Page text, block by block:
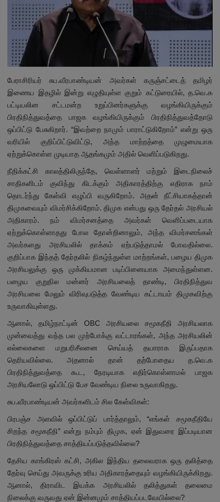
இதர
சந்தா
Language
English
பேராசிரியர் சுப.வீரபாண்டியன் அவர்கள் கருஞ்சட்டைத் தமிழர்
இணைய இதழில் இன்று எழுதியுள்ள குறும் கட்டுரையில், த.வெ.க
பட்டியலின சட்டமன்ற உறுப்பினர்களுக்கு வழங்கியிருக்கும்
பிரதிநித்துவத்தை பாஜக வழங்கியிருக்கும் பிரதிநித்துவத்தோடு
ஒப்பிட்டு பேசுகிறார். “இவற்றை நாமும் பாராட்டுகிறோம்” என்று ஒரு
வரியில் குறிப்பிட்டுவிட்டு, அந்த மாற்றத்தை முழுமையாக
ஏற்றுக்கொள்ள முடியாத ஆதங்கமும் அதில் வெளிப்படுகிறது.
நீதிக்கட்சி காலத்திலிருந்தே, வெள்ளாளர் மற்றும் இடைநிலைச்
சாதிகளிடம் குவிந்து கிடக்கும் அதிகாரத்திற்கு எதிராக நாம்
தொடர்ந்து கேள்வி எழுப்பி வருகிறோம். அதன் நீட்சியாகத்தான்
திமுகவையும் விமர்சிக்கிறோம். திமுக என்பது ஒரு தேர்தல் அரசியல்
அதிகாரம். நம் விமர்சனத்தை அவர்கள் வெளிப்படையாக
ஏற்றுக்கொள்ளாதது போல தோன்றினாலும், அந்த விமர்சனங்கள்
அவர்களது அரசியலில் தாக்கம் ஏற்படுத்தாமல் போவதில்லை.
குறிப்பாக இந்தத் தேர்தலில் நிகழ்ந்துள்ள மாற்றங்கள், பழைய திமுக
அரசியலுக்கு ஒரு முக்கியமான படிப்பினையாக அமைந்துள்ளன.
பழைய குறுநில மன்னர் அரசியலைத் தாண்டி, பிரதிநித்துவ
அரசியலை மேலும் விரிவுபடுத்த வேண்டிய கட்டாயம் திமுகவிற்கு
உருவாகியுள்ளது.
ஆனால், தமிழ்நாட்டின் OBC அரசியலை சமூகநீதி அரசியலாக
முன்வைத்து வந்த பல முற்போக்கு வட்டாரங்கள், அந்த அரசியலின்
எல்லைகளை மறுபரிசீலனை செய்யத் தயாராக இருப்பதாக
தெரியவில்லை. அதனால் தான் தற்போதைய த.வெ.க
பிரதிநித்துவத்தை கூட, நேரடியாக எதிர்கொள்ளாமல் பாஜக
அரசியலோடு ஒப்பிட்டு பேச வேண்டிய நிலை உருவாகிறது.
சுப.வீரபாண்டியன் அவர்களிடம் சில கேள்விகள்:
பிரபஞ்ச அளவில் ஒப்பிட்டுப் பார்த்தாலும், “எங்கள் சமூகநீதியே
சிறந்த சமூகநீதி” என்று நம்பும் திமுக, ஏன் இதுவரை இப்படியான
பிரதிநித்துவத்தை சாத்தியப்படுத்தவில்லை?
தேசிய காங்கிரஸ் கட்சி, அகில இந்திய தலைவராக ஒரு தலித்தை
தேர்வு செய்து அவருக்கு உரிய அதிகாரத்தையும் வழங்கியிருக்கிறது.
ஆனால், திராவிட இயக்க அரசியலில் தலித்துகள் தலைமை
நிலைக்கு வருவது ஏன் இன்னமும் சாத்தியப்படவேயில்லை?